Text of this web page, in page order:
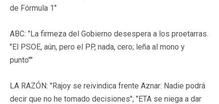
de Fórmula 1"
ABC: "La firmeza del Gobierno desespera a los proetarras.
"El PSOE, aún, pero el PP, nada, cero; leña al mono y
punto""
LA RAZÓN: "Rajoy se reivindica frente Aznar: Nadie podrá
decir que no he tomado decisiones"; "ETA se niega a dar